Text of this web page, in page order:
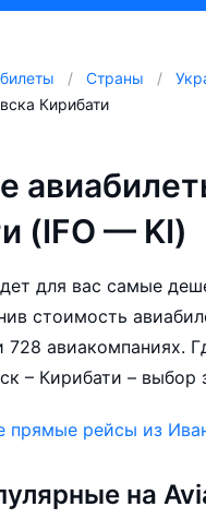
Страны
Кирибати
(IFO — KI)
для вас самые
стоимость
728 авиакомпаниях.
– Кирибати – выбор
прямые рейсы из
на